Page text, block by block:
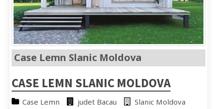
Case Lemn Slanic Moldova
CASE LEMN SLANIC MOLDOVA
Case Lemn judet Bacau Slanic Moldova